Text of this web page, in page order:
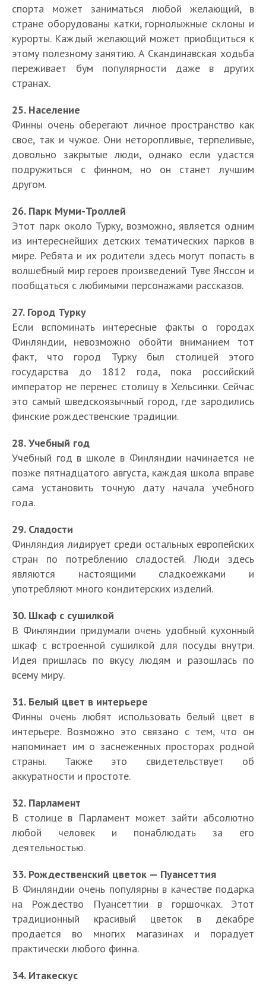
спорта может заниматься любой желающий, в
стране оборудованы катки, горнолыжные склоны и
курорты. Каждый желающий может приобщиться к
этому полезному занятию. А Скандинавская ходьба
переживает бум популярности даже в других
странах.
25. Население
Финны очень оберегают личное пространство как
свое, так и чужое. Они неторопливые, терпеливые,
довольно закрытые люди, однако если удастся
подружиться с финном, но он станет лучшим
другом.
26. Парк Муми-Троллей
Этот парк около Турку, возможно, является одним
из интереснейших детских тематических парков в
мире. Ребята и их родители здесь могут попасть в
волшебный мир героев произведений Туве Янссон и
пообщаться с любимыми персонажами рассказов.
27. Город Турку
Если вспоминать интересные факты о городах
Финляндии, невозможно обойти вниманием тот
факт, что город Турку был столицей этого
государства до 1812 года, пока российский
император не перенес столицу в Хельсинки. Сейчас
это самый шведскоязычный город, где зародились
финские рождественские традиции.
28. Учебный год
Учебный год в школе в Финляндии начинается не
позже пятнадцатого августа, каждая школа вправе
сама установить точную дату начала учебного
года.
29. Сладости
Финляндия лидирует среди остальных европейских
стран по потреблению сладостей. Люди здесь
являются настоящими сладкоежками и
употребляют много кондитерских изделий.
30. Шкаф с сушилкой
В Финляндии придумали очень удобный кухонный
шкаф с встроенной сушилкой для посуды внутри.
Идея пришлась по вкусу людям и разошлась по
всему миру.
31. Белый цвет в интерьере
Финны очень любят использовать белый цвет в
интерьере. Возможно это связано с тем, что он
напоминает им о заснеженных просторах родной
страны. Также это свидетельствует об
аккуратности и простоте.
32. Парламент
В столице в Парламент может зайти абсолютно
любой человек и понаблюдать за его
деятельностью.
33. Рождественский цветок — Пуансеттия
В Финляндии очень популярны в качестве подарка
на Рождество Пуансеттии в горшочках. Этот
традиционный красивый цветок в декабре
продается во многих магазинах и порадует
практически любого финна.
34. Итакескус